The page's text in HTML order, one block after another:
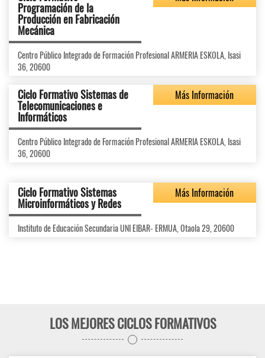
Programación de la
Producción en Fabricación
Mecánica
Centro Público Integrado de Formación Profesional ARMERIA ESKOLA, Isasi
36, 20600
Ciclo Formativo Sistemas de
Telecomunicaciones e
Informáticos
Más Información
Centro Público Integrado de Formación Profesional ARMERIA ESKOLA, Isasi
36, 20600
Ciclo Formativo Sistemas
Microinformáticos y Redes
Más Información
Instituto de Educación Secundaria UNI EIBAR- ERMUA, Otaola 29, 20600
LOS MEJORES CICLOS FORMATIVOS